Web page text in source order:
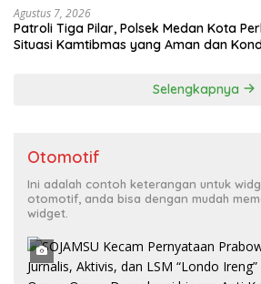
Agustus 7, 2026
Patroli Tiga Pilar, Polsek Medan Kota
Situasi Kamtibmas yang Aman dan
Selengkapnya
Otomotif
Ini adalah contoh keterangan untuk
otomotif, anda bisa dengan mudah
widget.